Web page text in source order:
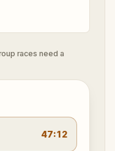
races need a
47:12